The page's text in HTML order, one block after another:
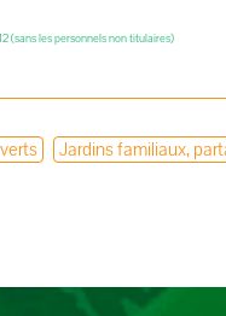
(sans les personnels non titulaires)
Jardins familiaux,